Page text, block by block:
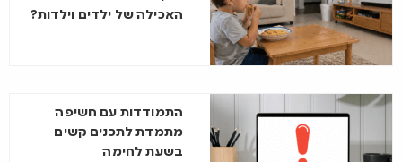
האכילה של ילדים וילדות?
התמודדות עם חשיפה
מתמדת לתכנים קשים
בשעת לחימה